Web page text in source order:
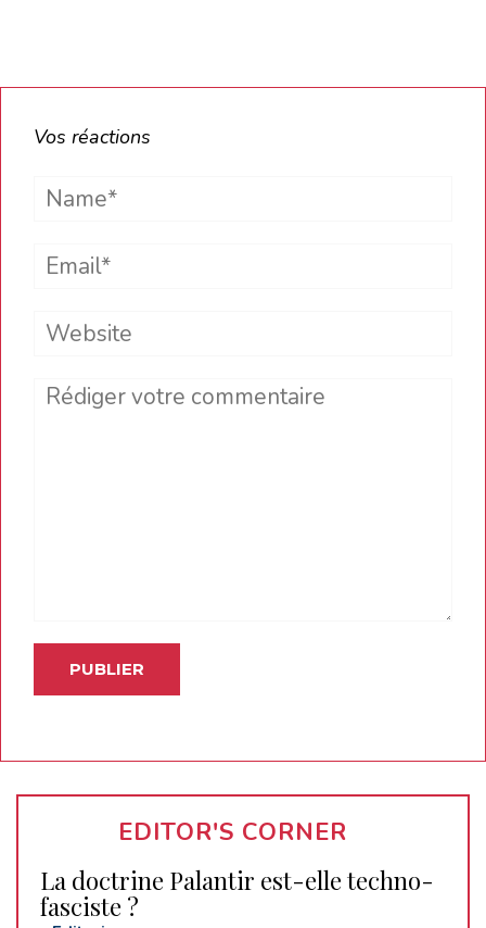
Vos réactions
Name*
Email*
Website
Comment
EDITOR'S CORNER
La doctrine Palantir est-elle techno-
fasciste ?